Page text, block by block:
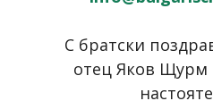
С братски
отец Яков Щурм